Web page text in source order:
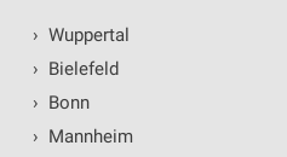
› Wuppertal
› Bielefeld
› Bonn
› Mannheim